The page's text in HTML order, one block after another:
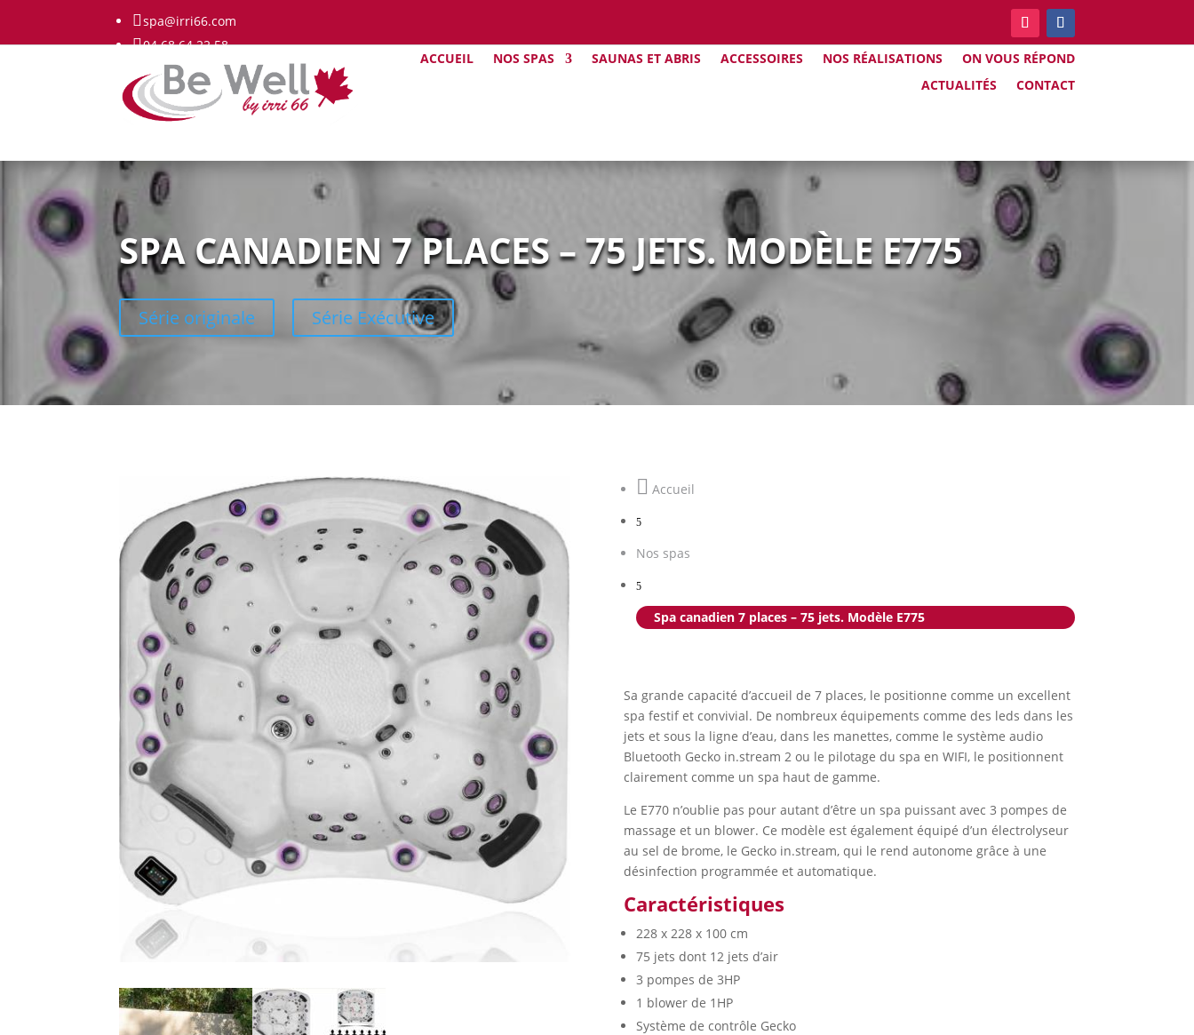
spa@irri66.com
04 68 64 22 58
ACCUEIL NOS SPAS SAUNAS ET ABRIS ACCESSOIRES NOS RÉALISATIONS
ON VOUS RÉPOND
ACTUALITÉS
CONTACT
SPA CANADIEN 7 PLACES – 75 JETS. MODÈLE E775
Série originale Série Exécutive
 Accueil
5
Nos spas
5
Spa canadien 7 places – 75 jets. Modèle E775
Sa grande capacité d’accueil de 7 places, le positionne comme un excellent
spa festif et convivial. De nombreux équipements comme des leds dans les
jets et sous la ligne d’eau, dans les manettes, comme le système audio
Bluetooth Gecko in.stream 2 ou le pilotage du spa en WIFI, le positionnent
clairement comme un spa haut de gamme.
Le E770 n’oublie pas pour autant d’être un spa puissant avec 3 pompes de
massage et un blower. Ce modèle est également équipé d’un électrolyseur
au sel de brome, le Gecko in.stream, qui le rend autonome grâce à une
désinfection programmée et automatique.
Caractéristiques
228 x 228 x 100 cm
75 jets dont 12 jets d’air
3 pompes de 3HP
1 blower de 1HP
Système de contrôle Gecko